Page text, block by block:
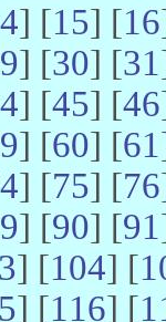
] [15] [16
] [30] [31
] [45] [46
] [60] [61
] [75] [76
] [90] [91
] [104] [
] [116] [